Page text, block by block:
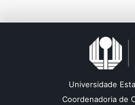
Universidade
Coordenadoria de